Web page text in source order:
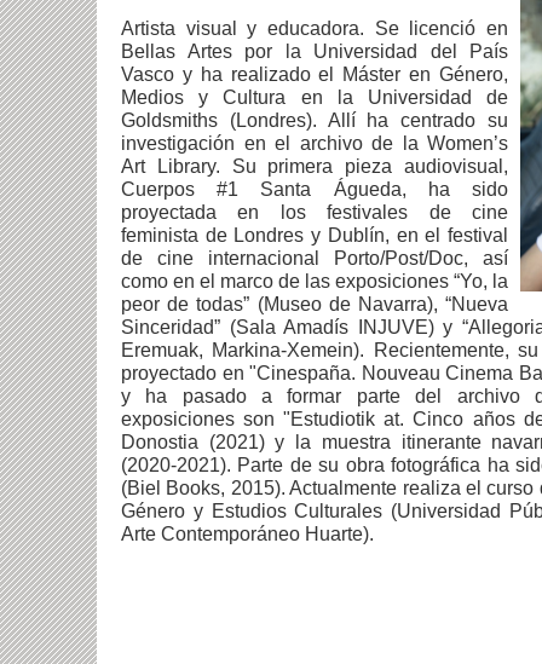
Artista visual y educadora. Se licenció en
Bellas Artes por la Universidad del País
Vasco y ha realizado el Máster en Género,
Medios y Cultura en la Universidad de
Goldsmiths (Londres). Allí ha centrado su
investigación en el archivo de la Women’s
Art Library. Su primera pieza audiovisual,
Cuerpos #1 Santa Águeda, ha sido
proyectada en los festivales de cine
feminista de Londres y Dublín, en el festival
de cine internacional Porto/Post/Doc, así
como en el marco de las exposiciones “Yo, la
peor de todas” (Museo de Navarra), “Nueva
Sinceridad” (Sala Amadís INJUVE) y
Eremuak, Markina-Xemein). Recientemente,
proyectado en "Cinespaña. Nouveau Cinema
y ha pasado a formar parte del archivo
exposiciones son "Estudiotik at. Cinco años
Donostia (2021) y la muestra itinerante
(2020-2021). Parte de su obra fotográfica ha
(Biel Books, 2015). Actualmente realiza el
Género y Estudios Culturales (Universidad
Arte Contemporáneo Huarte).